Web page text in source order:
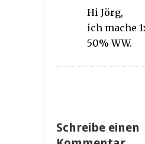
Hi Jörg,
ich mache
50% WW.
Schreibe einen